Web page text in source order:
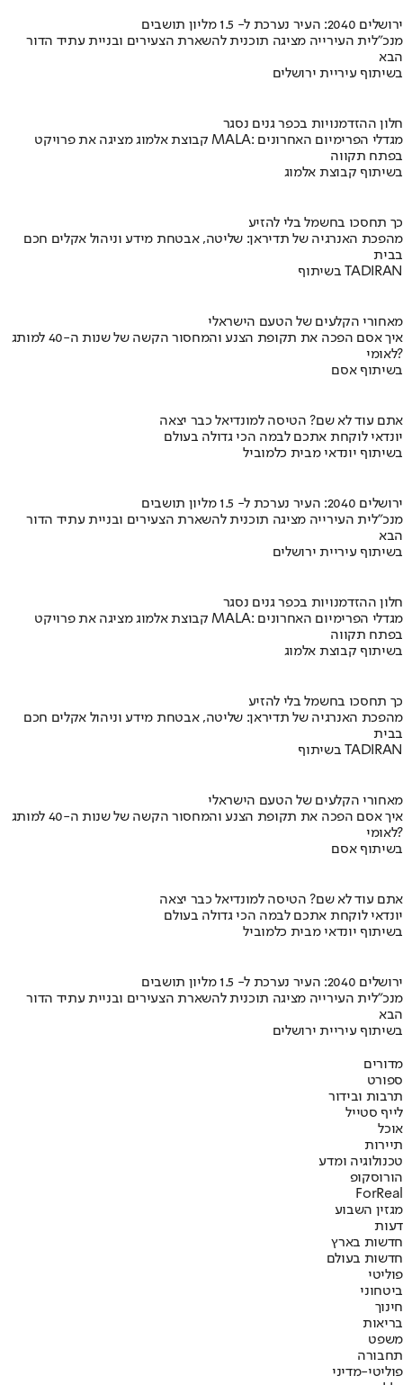
ירושלים 2040: העיר נערכת ל- 1.5 מליון תושבים
מנכ"לית העירייה מציגה תוכנית להשארת הצעירים ובניית עתיד הדור
הבא
בשיתוף עיריית ירושלים
חלון ההזדמנויות בכפר גנים נסגר
קבוצת אלמוג מציגה את פרויקט MALA: מגדלי הפרימיום האחרונים
בפתח תקווה
בשיתוף קבוצת אלמוג
כך תחסכו בחשמל בלי להזיע
מהפכת האנרגיה של תדיראן: שליטה, אבטחת מידע וניהול אקלים חכם
בבית
בשיתוף TADIRAN
מאחורי הקלעים של הטעם הישראלי
איך אסם הפכה את תקופת הצנע והמחסור הקשה של שנות ה-40 למותג
לאומי?
בשיתוף אסם
אתם עוד לא שם? הטיסה למונדיאל כבר יצאה
יונדאי לוקחת אתכם לבמה הכי גדולה בעולם
בשיתוף יונדאי מבית כלמוביל
ירושלים 2040: העיר נערכת ל- 1.5 מליון תושבים
מנכ"לית העירייה מציגה תוכנית להשארת הצעירים ובניית עתיד הדור
הבא
בשיתוף עיריית ירושלים
חלון ההזדמנויות בכפר גנים נסגר
קבוצת אלמוג מציגה את פרויקט MALA: מגדלי הפרימיום האחרונים
בפתח תקווה
בשיתוף קבוצת אלמוג
כך תחסכו בחשמל בלי להזיע
מהפכת האנרגיה של תדיראן: שליטה, אבטחת מידע וניהול אקלים חכם
בבית
בשיתוף TADIRAN
מאחורי הקלעים של הטעם הישראלי
איך אסם הפכה את תקופת הצנע והמחסור הקשה של שנות ה-40 למותג
לאומי?
בשיתוף אסם
אתם עוד לא שם? הטיסה למונדיאל כבר יצאה
יונדאי לוקחת אתכם לבמה הכי גדולה בעולם
בשיתוף יונדאי מבית כלמוביל
ירושלים 2040: העיר נערכת ל- 1.5 מליון תושבים
מנכ"לית העירייה מציגה תוכנית להשארת הצעירים ובניית עתיד הדור
הבא
בשיתוף עיריית ירושלים
מדורים
ספורט
תרבות ובידור
לייף סטייל
אוכל
תיירות
טכנולוגיה ומדע
הורוסקופ
ForReal
מגזין השבוע
דעות
חדשות בארץ
חדשות בעולם
פוליטי
ביטחוני
חינוך
בריאות
משפט
תחבורה
פוליטי-מדיני